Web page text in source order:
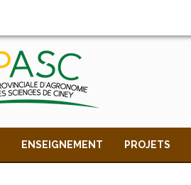
ENSEIGNEMENT PROJETS